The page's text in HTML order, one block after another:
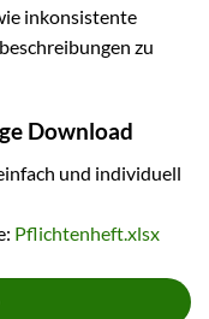
inkonsistente
zu
Download
und individuell
Pflichtenheft.xlsx